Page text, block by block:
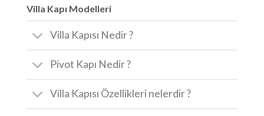
Villa Kapı Modelleri
Villa Kapısı Nedir ?
Pivot Kapı Nedir ?
Villa Kapısı Özellikleri nelerdir ?